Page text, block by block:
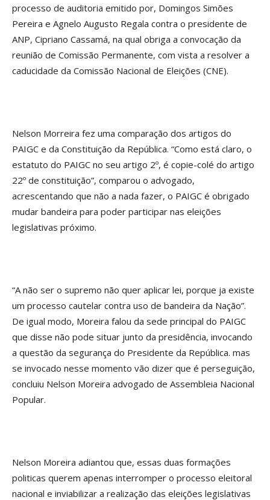
processo de auditoria emitido por, Domingos Simões
Pereira e Agnelo Augusto Regala contra o presidente de
ANP, Cipriano Cassamá, na qual obriga a convocação da
reunião de Comissão Permanente, com vista a resolver a
caducidade da Comissão Nacional de Eleições (CNE).
Nelson Morreira fez uma comparação dos artigos do
PAIGC e da Constituição da República. “Como está claro, o
estatuto do PAIGC no seu artigo 2º, é copie-colé do artigo
22º de constituição”, comparou o advogado,
acrescentando que não a nada fazer, o PAIGC é obrigado
mudar bandeira para poder participar nas eleições
legislativas próximo.
“A não ser o supremo não quer aplicar lei, porque ja existe
um processo cautelar contra uso de bandeira da Nação”.
De igual modo, Moreira falou da sede principal do PAIGC
que disse não pode situar junto da presidência, invocando
a questão da segurança do Presidente da República. mas
se invocado nesse momento vão dizer que é perseguição,
concluiu Nelson Moreira advogado de Assembleia Nacional
Popular.
Nelson Moreira adiantou que, essas duas formações
politicas querem apenas interromper o processo eleitoral
nacional e inviabilizar a realização das eleições legislativas